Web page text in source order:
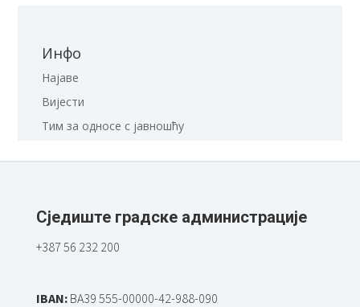
Инфо
Најаве
Вијести
Тим за односе с јавношћу
Сједиште градске администрације
+387 56 232 200
IBAN:BA39 555-00000-42-988-090